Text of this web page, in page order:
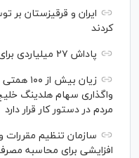
ایران و قرقیزستان بر
کردند
پاداش ۲۷ میلیاردی برای گزارش رمزارز غیرمجاز
زیان
واگذاری سهام هلدینگ
مردم در دستور کار قرار دارد
سازمان تنظیم مقررات
افزایشی برای محاسبه